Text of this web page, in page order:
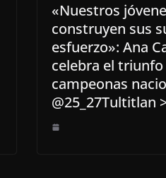
«Nuestros
construyen sus
esfuerzo»: Ana
celebra el triunfo
campeonas
@25_27Tultitlan